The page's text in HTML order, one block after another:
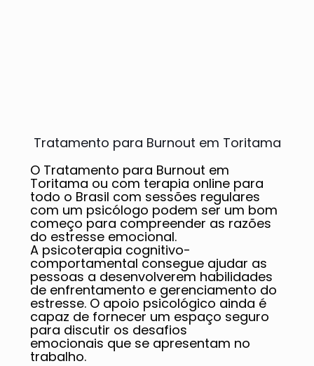
Tratamento para Burnout em Toritama
O Tratamento para Burnout em
Toritama ou com terapia online para
todo o Brasil com sessões regulares
com um psicólogo podem ser um bom
começo para compreender as razões
do estresse emocional.
A psicoterapia cognitivo-
comportamental consegue ajudar as
pessoas a desenvolverem habilidades
de enfrentamento e gerenciamento do
estresse. O apoio psicológico ainda é
capaz de fornecer um espaço seguro
para discutir os desafios
emocionais que se apresentam no
trabalho.